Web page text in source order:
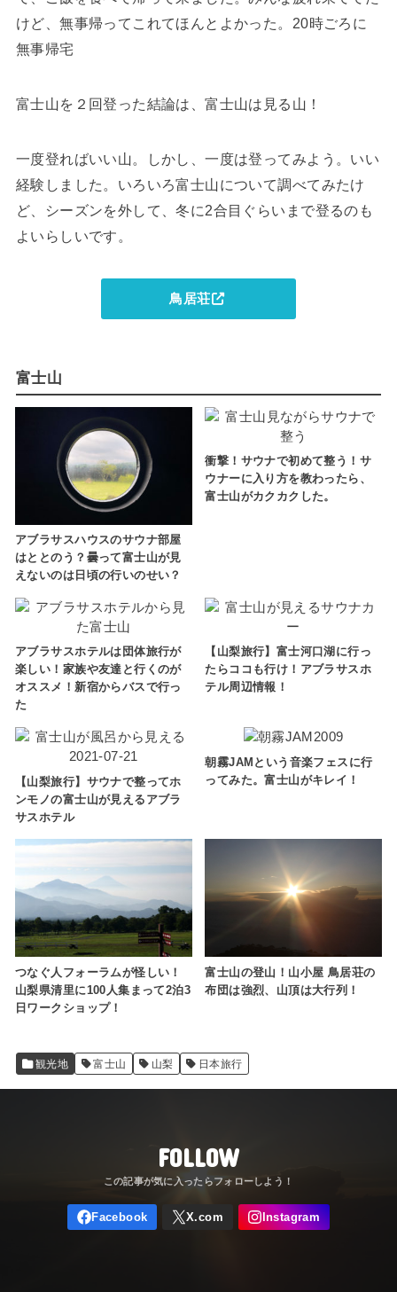
けど、無事帰ってこれてほんとよかった。20時ごろに
無事帰宅
富士山を２回登った結論は、富士山は見る山！
一度登ればいい山。しかし、一度は登ってみよう。いい
経験しました。いろいろ富士山について調べてみたけ
ど、シーズンを外して、冬に2合目ぐらいまで登るのも
よいらしいです。
鳥居荘
富士山
アブラサスハウスのサウナ部屋
はととのう？曇って富士山が見
えないのは日頃の行いのせい？
衝撃！サウナで初めて整う！サ
ウナーに入り方を教わったら、
富士山がカクカクした。
アブラサスホテルは団体旅行が
楽しい！家族や友達と行くのが
オススメ！新宿からバスで行っ
た
【山梨旅行】富士河口湖に行っ
たらココも行け！アブラサスホ
テル周辺情報！
【山梨旅行】サウナで整ってホ
ンモノの富士山が見えるアブラ
サスホテル
朝霧JAMという音楽フェスに行
ってみた。富士山がキレイ！
つなぐ人フォーラムが怪しい！
山梨県清里に100人集まって2泊3
日ワークショップ！
富士山の登山！山小屋 鳥居荘の
布団は強烈、山頂は大行列！
観光地 富士山 山梨 日本旅行
FOLLOW